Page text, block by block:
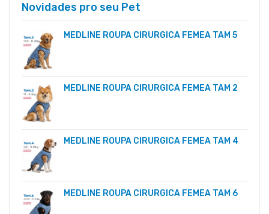
Novidades pro seu Pet
MEDLINE ROUPA CIRURGICA FEMEA TAM 5
MEDLINE ROUPA CIRURGICA FEMEA TAM 2
MEDLINE ROUPA CIRURGICA FEMEA TAM 4
MEDLINE ROUPA CIRURGICA FEMEA TAM 6